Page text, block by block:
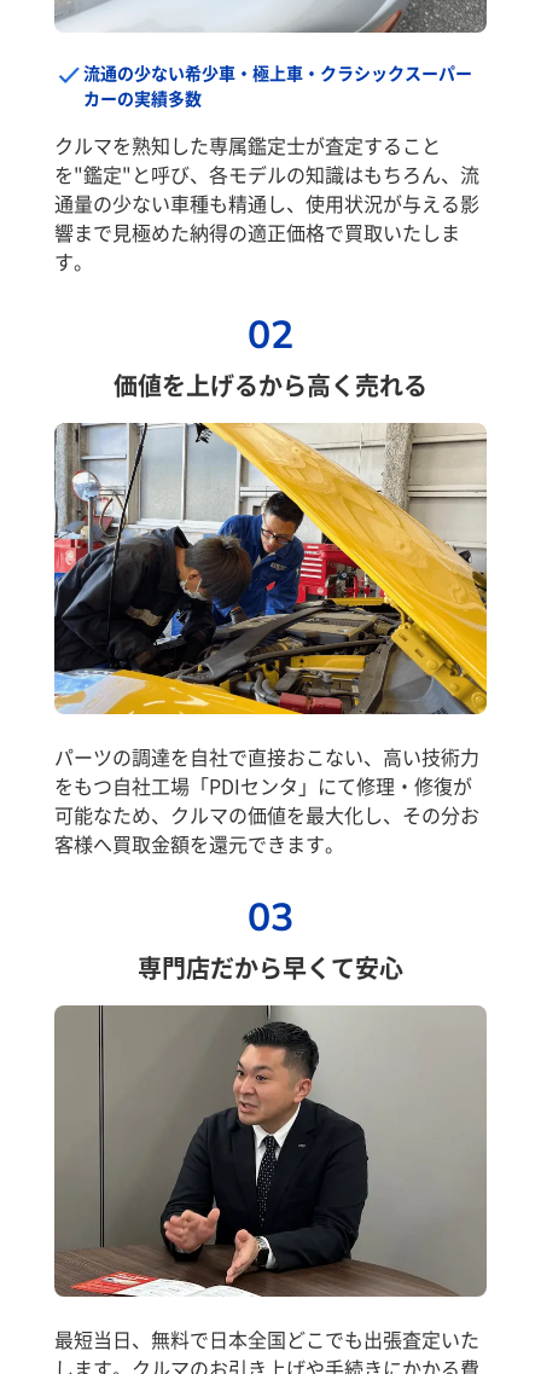
流通の少ない希少車・極上車・クラシックスーパー
カーの実績多数
クルマを熟知した専属鑑定士が査定すること
を"鑑定"と呼び、各モデルの知識はもちろん、流
通量の少ない車種も精通し、使用状況が与える影
響まで見極めた納得の適正価格で買取いたしま
す。
02
価値を上げるから高く売れる
パーツの調達を自社で直接おこない、高い技術力
をもつ自社工場「PDIセンタ」にて修理・修復が
可能なため、クルマの価値を最大化し、その分お
客様へ買取金額を還元できます。
03
専門店だから早くて安心
最短当日、無料で日本全国どこでも出張査定いた
します。クルマのお引き上げや手続きにかかる費